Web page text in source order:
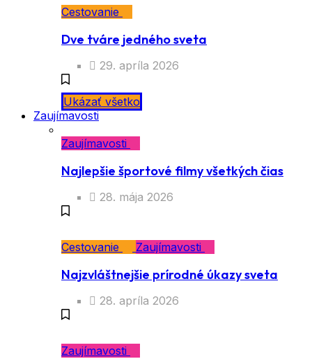
Cestovanie
Dve tváre jedného sveta
29. apríla 2026
Ukázať všetko
Zaujímavosti
Zaujímavosti
Najlepšie športové filmy všetkých čias
28. mája 2026
Cestovanie Zaujímavosti
Najzvláštnejšie prírodné úkazy sveta
28. apríla 2026
Zaujímavosti